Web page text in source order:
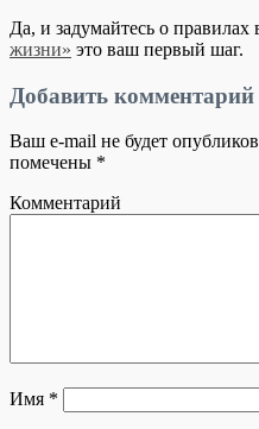
Да, и задумайтесь о
жизни» это ваш первый шаг.
Добавить комментарий
Ваш e-mail не будет
помечены *
Комментарий
Имя *